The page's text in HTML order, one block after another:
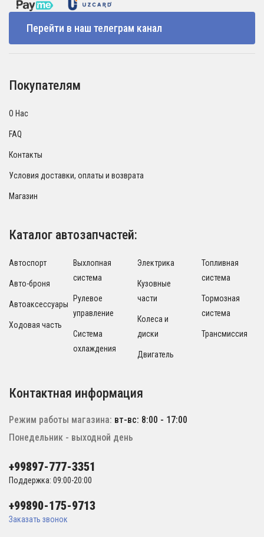
Перейти в наш телеграм канал
Покупателям
О Нас
FAQ
Контакты
Условия доставки, оплаты и возврата
Магазин
Каталог автозапчастей:
Автоспорт
Авто-броня
Автоаксессуары
Ходовая часть
Выхлопная
система
Рулевое
управление
Система
охлаждения
Электрика
Кузовные
части
Колеса и
диски
Двигатель
Топливная
система
Тормозная
система
Трансмиссия
Контактная информация
Режим работы магазина: вт-вс: 8:00 - 17:00
Понедельник - выходной день
+99897-777-3351
Поддержка: 09:00-20:00
+99890-175-9713
Заказать звонок